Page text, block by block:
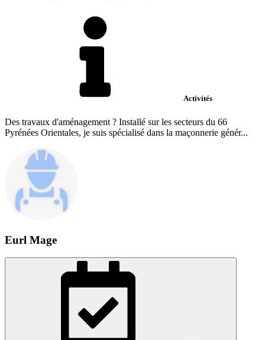
Activités
Des travaux d'aménagement ? Installé sur les secteurs du 66
Pyrénées Orientales, je suis spécialisé dans la maçonnerie génér...
Eurl Mage